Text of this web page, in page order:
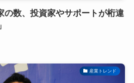
の数、投資家やサポートが桁違
産業トレンド